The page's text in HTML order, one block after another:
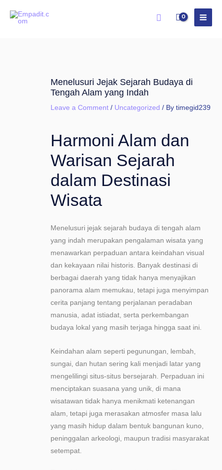
Search
Menelusuri Jejak Sejarah Budaya di
Tengah Alam yang Indah
Leave a Comment / Uncategorized / By timegid239
Harmoni Alam dan
Warisan Sejarah
dalam Destinasi
Wisata
Menelusuri jejak sejarah budaya di tengah alam
yang indah merupakan pengalaman wisata yang
menawarkan perpaduan antara keindahan visual
dan kekayaan nilai historis. Banyak destinasi di
berbagai daerah yang tidak hanya menyajikan
panorama alam memukau, tetapi juga menyimpan
cerita panjang tentang perjalanan peradaban
manusia, adat istiadat, serta perkembangan
budaya lokal yang masih terjaga hingga saat ini.
Keindahan alam seperti pegunungan, lembah,
sungai, dan hutan sering kali menjadi latar yang
mengelilingi situs-situs bersejarah. Perpaduan ini
menciptakan suasana yang unik, di mana
wisatawan tidak hanya menikmati ketenangan
alam, tetapi juga merasakan atmosfer masa lalu
yang masih hidup dalam bentuk bangunan kuno,
peninggalan arkeologi, maupun tradisi masyarakat
setempat.